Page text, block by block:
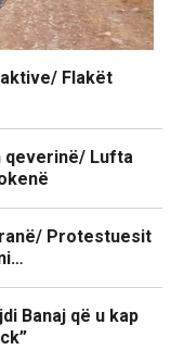
Flakët
qeverinë/ Lufta
Protestuesit
Banaj që u kap